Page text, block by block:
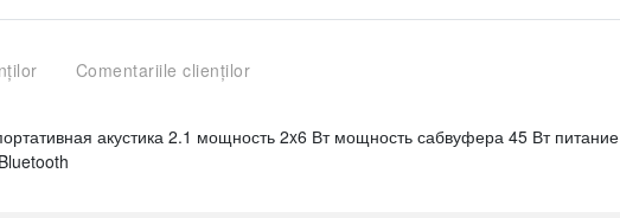
Comentariile clienților
акустика 2.1 мощность 2x6 Вт мощность сабвуфера 45 Вт питание